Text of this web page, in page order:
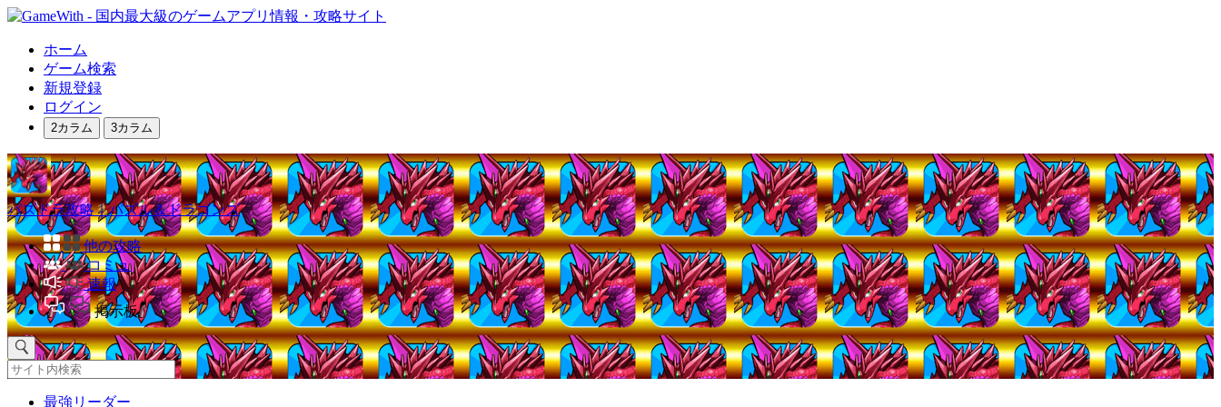
ホーム
ゲーム検索
新規登録
ログイン
2カラム 3カラム
パズドラ攻略｜パズル＆ドラゴンズ
他の攻略
コミュ
速報
掲示板
最強リーダー